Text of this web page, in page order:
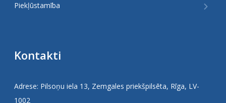
Piekļūstamība
Kontakti
Adrese: Pilsoņu iela 13, Zemgales priekšpilsēta, Rīga, LV-
1002